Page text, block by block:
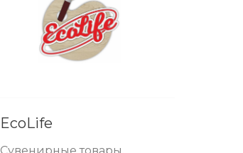
EcoLife
Сувенирные товары,